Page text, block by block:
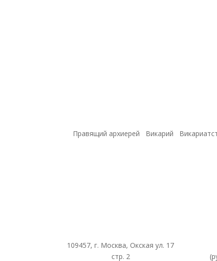
Правящий архиерей Викарий
109457, г. Москва, Окская ул. 17
стр. 2